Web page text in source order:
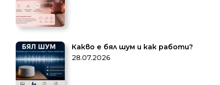
Какво е бял шум и как работи?
28.07.2026